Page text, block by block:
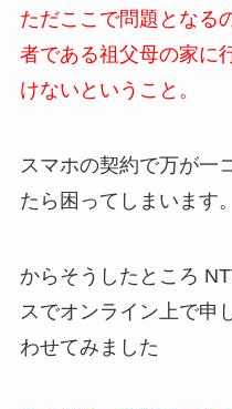
ただここで問題となる
者である祖父母の家に
けないということ。
スマホの契約で万が一
たら困ってしまいます。
からそうしたところ
スでオンライン上で申
わせてみました